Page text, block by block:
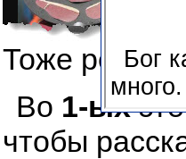
Тоже
Во 1-ых
чтобы